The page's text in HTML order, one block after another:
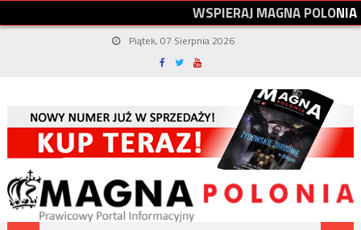
WSPIERAJMAGNAPOLONIA
Piątek, 07 Sierpnia 2026